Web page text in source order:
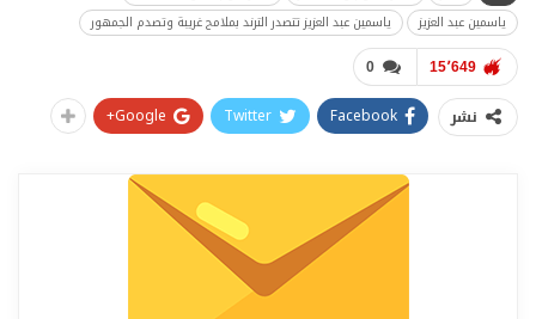
ياسمين عبد العزيز
ياسمين عبد العزيز تتصدر الترند بملامح غريبة وتصدم الجمهور
0 15٬649
نشر Facebook
Twitter
Google+